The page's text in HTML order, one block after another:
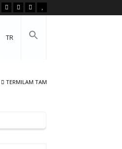
TR
TERMILAM TAM